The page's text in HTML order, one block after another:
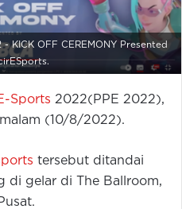
- KICK OFF CEREMONY Presented
Sports 2022(PPE 2022),
(10/8/2022).
tersebut ditandai
di gelar di The Ballroom,